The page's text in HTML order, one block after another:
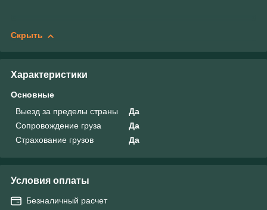
Скрыть
Характеристики
Основные
Выезд за пределы страны
Да
Сопровождение груза
Да
Страхование грузов
Да
Условия оплаты
Безналичный расчет